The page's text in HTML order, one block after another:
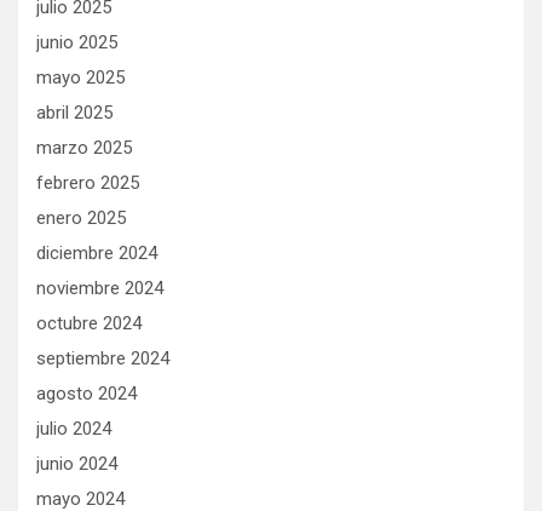
julio 2025
junio 2025
mayo 2025
abril 2025
marzo 2025
febrero 2025
enero 2025
diciembre 2024
noviembre 2024
octubre 2024
septiembre 2024
agosto 2024
julio 2024
junio 2024
mayo 2024